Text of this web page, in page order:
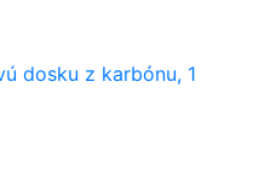
dosku z karbónu, 1